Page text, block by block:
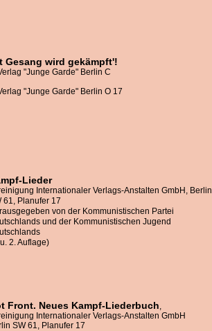
Gesang wird gekämpft'!
"Junge Garde" Berlin C
"Junge Garde" Berlin O 17
Lieder
Internationaler Verlags-Anstalten GmbH, Berlin
61, Planufer 17
von der Kommunistischen Partei
und der Kommunistischen Jugend
2. Auflage)
Front. Neues Kampf-Liederbuch,
Internationaler Verlags-Anstalten GmbH
SW 61, Planufer 17